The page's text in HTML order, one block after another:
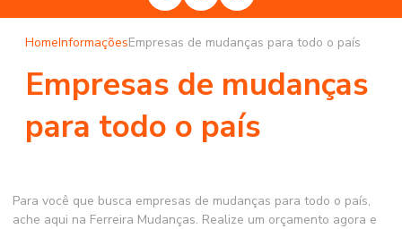
HomeInformaçõesEmpresas de mudanças para todo o país
Empresas de mudanças
para todo o país
Para você que busca empresas de mudanças para todo o país,
ache aqui na Ferreira Mudanças. Realize um orçamento agora e